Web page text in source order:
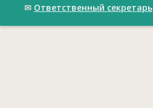
✉ Ответственный cекретарь